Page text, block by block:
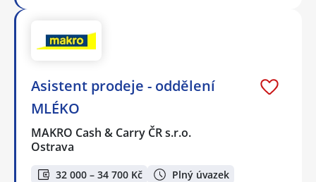
Asistent prodeje - oddělení
MLÉKO
MAKRO Cash & Carry ČR s.r.o.
Ostrava
32 000 – 34 700 Kč
Plný úvazek